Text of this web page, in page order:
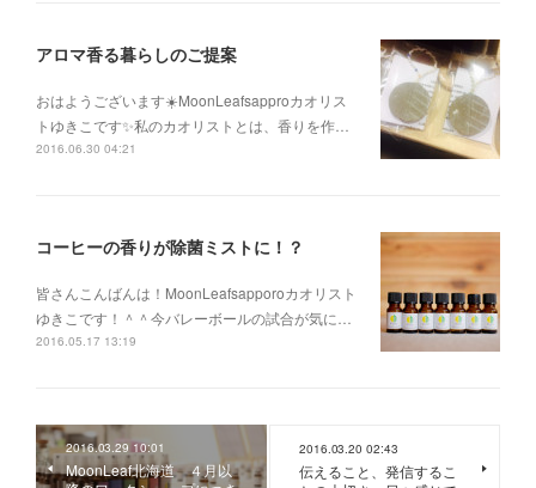
アロマ香る暮らしのご提案
おはようございます☀️MoonLeafsapproカオリス
トゆきこです✨私のカオリストとは、香りを作…
2016.06.30 04:21
コーヒーの香りが除菌ミストに！？
皆さんこんばんは！MoonLeafsapporoカオリスト
ゆきこです！＾＾今バレーボールの試合が気に…
2016.05.17 13:19
2016.03.29 10:01
MoonLeaf北海道 ４月以
2016.03.20 02:43
伝えること、発信するこ